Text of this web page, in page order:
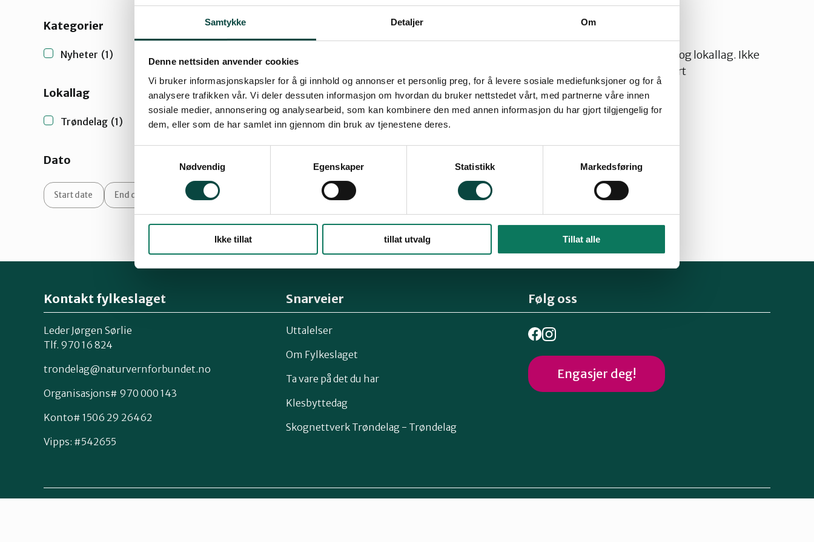
Samtykke Detaljer Om
Denne nettsiden anvender cookies
Vi bruker informasjonskapsler for å gi innhold og annonser et personlig preg, for å levere sosiale mediefunksjoner og for å
analysere trafikken vår. Vi deler dessuten informasjon om hvordan du bruker nettstedet vårt, med partnerne våre innen
sosiale medier, annonsering og analysearbeid, som kan kombinere den med annen informasjon du har gjort tilgjengelig for
dem, eller som de har samlet inn gjennom din bruk av tjenestene deres.
Nødvendig
Egenskaper Statistikk Markedsføring
Ikke tillat tillat utvalg Tillat alle
Verdal
Kategorier
Nyheter (1)
Lokallag
Trøndelag (1)
Dato
Møter, arrangementer og medlemstilbud i fylkeslag og lokallag. Ikke
alt er tidfestet, men vi skal holde oversikten oppdatert
Nyheter
Kontakt fylkeslaget
Leder Jørgen Sørlie
Tlf. 970 16 824
trondelag@naturvernforbundet.no
Organisasjons# 970 000 143
Konto# 1506 29 26462
Vipps: #542655
Snarveier
Uttalelser
Om Fylkeslaget
Ta vare på det du har
Klesbyttedag
Skognettverk Trøndelag - Trøndelag
Følg oss
Engasjer deg!